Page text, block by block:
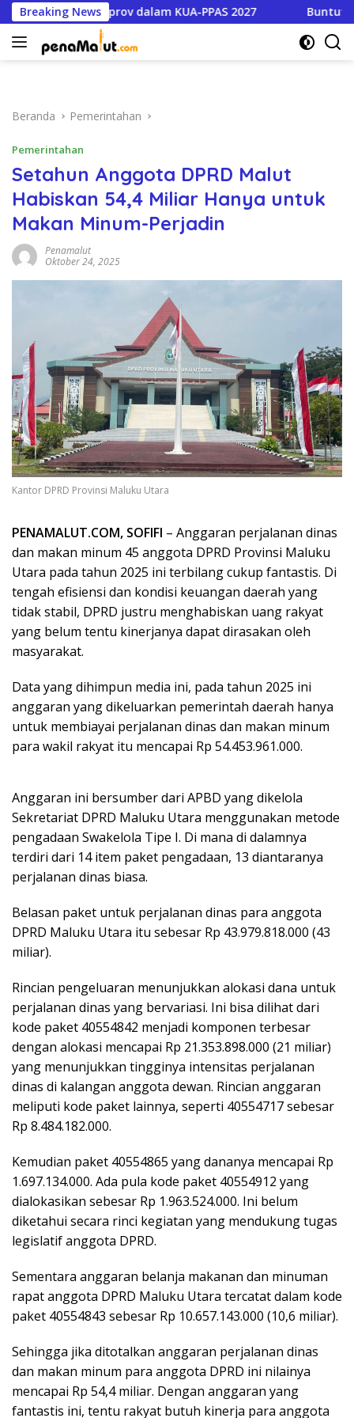
Langsung
ke
konten
Breaking News
Pemprov dalam KUA-PPAS 2027 Buntut
Beranda Pemerintahan
Pemerintahan
Setahun Anggota DPRD Malut
Habiskan 54,4 Miliar Hanya untuk
Makan Minum-Perjadin
Penamalut
Oktober 24, 2025
Kantor DPRD Provinsi Maluku Utara
PENAMALUT.COM, SOFIFI – Anggaran perjalanan dinas
dan makan minum 45 anggota DPRD Provinsi Maluku
Utara pada tahun 2025 ini terbilang cukup fantastis. Di
tengah efisiensi dan kondisi keuangan daerah yang
tidak stabil, DPRD justru menghabiskan uang rakyat
yang belum tentu kinerjanya dapat dirasakan oleh
masyarakat.
Data yang dihimpun media ini, pada tahun 2025 ini
anggaran yang dikeluarkan pemerintah daerah hanya
untuk membiayai perjalanan dinas dan makan minum
para wakil rakyat itu mencapai Rp 54.453.961.000.
Anggaran ini bersumber dari APBD yang dikelola
Sekretariat DPRD Maluku Utara menggunakan metode
pengadaan Swakelola Tipe I. Di mana di dalamnya
terdiri dari 14 item paket pengadaan, 13 diantaranya
perjalanan dinas biasa.
Belasan paket untuk perjalanan dinas para anggota
DPRD Maluku Utara itu sebesar Rp 43.979.818.000 (43
miliar).
Rincian pengeluaran menunjukkan alokasi dana untuk
perjalanan dinas yang bervariasi. Ini bisa dilihat dari
kode paket 40554842 menjadi komponen terbesar
dengan alokasi mencapai Rp 21.353.898.000 (21 miliar)
yang menunjukkan tingginya intensitas perjalanan
dinas di kalangan anggota dewan. Rincian anggaran
meliputi kode paket lainnya, seperti 40554717 sebesar
Rp 8.484.182.000.
Kemudian paket 40554865 yang dananya mencapai Rp
1.697.134.000. Ada pula kode paket 40554912 yang
dialokasikan sebesar Rp 1.963.524.000. Ini belum
diketahui secara rinci kegiatan yang mendukung tugas
legislatif anggota DPRD.
Sementara anggaran belanja makanan dan minuman
rapat anggota DPRD Maluku Utara tercatat dalam kode
paket 40554843 sebesar Rp 10.657.143.000 (10,6 miliar).
Sehingga jika ditotalkan anggaran perjalanan dinas
dan makan minum para anggota DPRD ini nilainya
mencapai Rp 54,4 miliar. Dengan anggaran yang
fantastis ini, tentu rakyat butuh kinerja para anggota